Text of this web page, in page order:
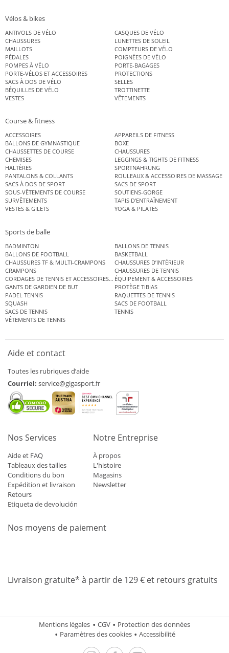
Vélos & bikes
ANTIVOLS DE VÉLO
CASQUES DE VÉLO
CHAUSSURES
LUNETTES DE SOLEIL
MAILLOTS
COMPTEURS DE VÉLO
PÉDALES
POIGNÉES DE VÉLO
POMPES À VÉLO
PORTE-BAGAGES
PORTE-VÉLOS ET ACCESSOIRES
PROTECTIONS
SACS À DOS DE VÉLO
SELLES
BÉQUILLES DE VÉLO
TROTTINETTE
VESTES
VÊTEMENTS
Course & fitness
ACCESSOIRES
APPAREILS DE FITNESS
BALLONS DE GYMNASTIQUE
BOXE
CHAUSSETTES DE COURSE
CHAUSSURES
CHEMISES
LEGGINGS & TIGHTS DE FITNESS
HALTÈRES
SPORTNAHRUNG
PANTALONS & COLLANTS
ROULEAUX & ACCESSOIRES DE MASSAGE
SACS À DOS DE SPORT
SACS DE SPORT
SOUS-VÊTEMENTS DE COURSE
SOUTIENS-GORGE
SURVÊTEMENTS
TAPIS D’ENTRAÎNEMENT
VESTES & GILETS
YOGA & PILATES
Sports de balle
BADMINTON
BALLONS DE TENNIS
BALLONS DE FOOTBALL
BASKETBALL
CHAUSSURES TF & MULTI-CRAMPONS
CHAUSSURES D’INTÉRIEUR
CRAMPONS
CHAUSSURES DE TENNIS
CORDAGES DE TENNIS ET ACCESSOIRES DE TENNISÉQUIPEMENT & ACCESSOIRES
GANTS DE GARDIEN DE BUT
PROTÈGE TIBIAS
PADEL TENNIS
RAQUETTES DE TENNIS
SQUASH
SACS DE FOOTBALL
SACS DE TENNIS
TENNIS
VÊTEMENTS DE TENNIS
Aide et contact
Toutes les rubriques d’aide
Courriel: service@gigasport.fr
Nos Services
Aide et FAQ
Tableaux des tailles
Conditions du bon
Expédition et livraison
Retours
Etiqueta de devolución
Notre Entreprise
À propos
L'histoire
Magasins
Newsletter
Nos moyens de paiement
Livraison gratuite* à partir de 129 € et retours gratuits
Mentions légales CGV
Protection des données
Paramètres des cookies
Accessibilité